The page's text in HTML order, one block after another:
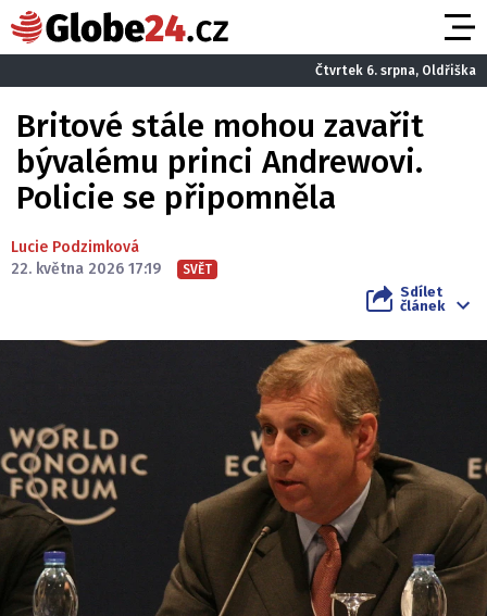
Čtvrtek 6. srpna, Oldřiška
Britové stále mohou zavařit
bývalému princi Andrewovi.
Policie se připomněla
Lucie Podzimková
22. května 2026 17:19
SVĚT
Sdílet
článek